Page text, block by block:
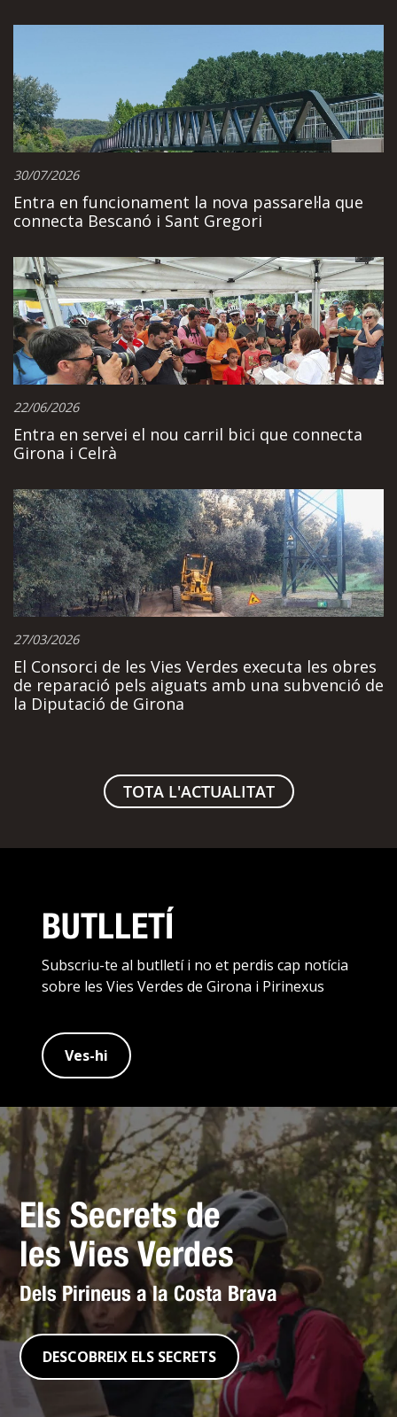
30/07/2026
Entra en funcionament la nova passarel·la que
connecta Bescanó i Sant Gregori
22/06/2026
Entra en servei el nou carril bici que connecta
Girona i Celrà
27/03/2026
El Consorci de les Vies Verdes executa les obres
de reparació pels aiguats amb una subvenció de
la Diputació de Girona
TOTA L'ACTUALITAT
BUTLLETÍ
Subscriu-te al butlletí i no et perdis cap notícia
sobre les Vies Verdes de Girona i Pirinexus
Ves-hi
Els Secrets de
les Vies Verdes
Dels Pirineus a la Costa Brava
DESCOBREIX ELS SECRETS